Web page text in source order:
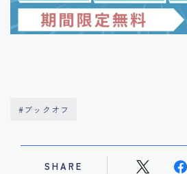
#ブックオフ
SHARE